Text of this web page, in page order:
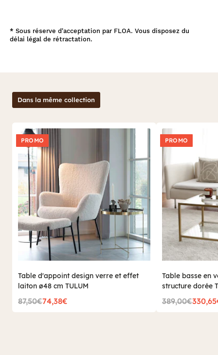
* Sous réserve d'acceptation par FLOA. Vous disposez du
délai légal de rétractation.
Dans la même collection
PROMO
Table d'appoint design verre et effet
laiton ø48 cm TULUM
87,50€74,38€
PROMO
Table basse en
structure dorée
389,00€